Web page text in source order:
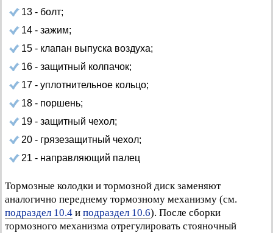
13 - болт;
14 - зажим;
15 - клапан выпуска воздуха;
16 - защитный колпачок;
17 - уплотнительное кольцо;
18 - поршень;
19 - защитный чехол;
20 - грязезащитный чехол;
21 - направляющий палец
Тормозные колодки и тормозной диск заменяют
аналогично переднему тормозному механизму (см.
подраздел 10.4 и подраздел 10.6). После сборки
тормозного механизма отрегулировать стояночный